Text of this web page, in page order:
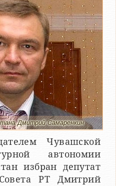
Дмитрий Самаренкин
Чувашской
автономии
избран депутат
Совета РТ Дмитрий